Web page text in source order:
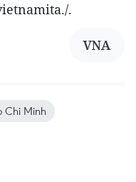
.
VNA
Chi Minh